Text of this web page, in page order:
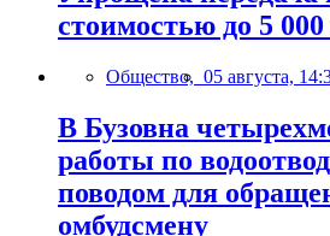
стоимостью до 5
Общество, 05 августа,
В Бузовна
работы по
поводом для
омбудсмену